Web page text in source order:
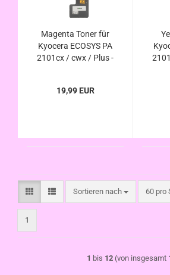
Magenta Toner für
Kyocera ECOSYS PA
2101cx / cwx / Plus -
19,99 EUR
Sortieren nach
Sortieren nach 60 pro
pro
1
1 bis 12 (von insgesamt